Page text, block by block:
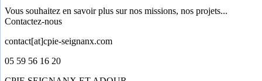
Vous souhaitez en savoir plus sur nos missions, nos projets...
Contactez-nous
contact[at]cpie-seignanx.com
05 59 56 16 20